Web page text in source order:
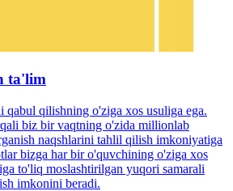
ta'lim
qabul qilishning o'ziga xos usuliga ega.
biz bir vaqtning o'zida millionlab
naqshlarini tahlil qilish imkoniyatiga
bizga har bir o'quvchining o'ziga xos
to'liq moslashtirilgan yuqori samarali
imkonini beradi.